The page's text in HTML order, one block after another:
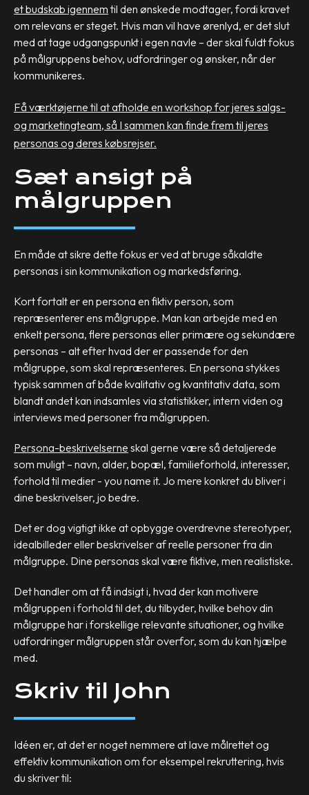
et budskab igennem til den ønskede modtager, fordi kravet
om relevans er steget. Hvis man vil have ørenlyd, er det slut
med at tage udgangspunkt i egen navle – der skal fuldt fokus
på målgruppens behov, udfordringer og ønsker, når der
kommunikeres.
Få værktøjerne til at afholde en workshop for jeres salgs-
og marketingteam, så I sammen kan finde frem til jeres
personas og deres købsrejser.
Sæt ansigt på
målgruppen
En måde at sikre dette fokus er ved at bruge såkaldte
personas i sin kommunikation og markedsføring.
Kort fortalt er en persona en fiktiv person, som
repræsenterer ens målgruppe. Man kan arbejde med en
enkelt persona, flere personas eller primære og sekundære
personas – alt efter hvad der er passende for den
målgruppe, som skal repræsenteres. En persona stykkes
typisk sammen af både kvalitativ og kvantitativ data, som
blandt andet kan indsamles via statistikker, intern viden og
interviews med personer fra målgruppen.
Persona-beskrivelserne skal gerne være så detaljerede
som muligt – navn, alder, bopæl, familieforhold, interesser,
forhold til medier - you name it. Jo mere konkret du bliver i
dine beskrivelser, jo bedre.
Det er dog vigtigt ikke at opbygge overdrevne stereotyper,
idealbilleder eller beskrivelser af reelle personer fra din
målgruppe. Dine personas skal være fiktive, men realistiske.
Det handler om at få indsigt i, hvad der kan motivere
målgruppen i forhold til det, du tilbyder, hvilke behov din
målgruppe har i forskellige relevante situationer, og hvilke
udfordringer målgruppen står overfor, som du kan hjælpe
med.
Skriv til John
Idéen er, at det er noget nemmere at lave målrettet og
effektiv kommunikation om for eksempel rekruttering, hvis
du skriver til: